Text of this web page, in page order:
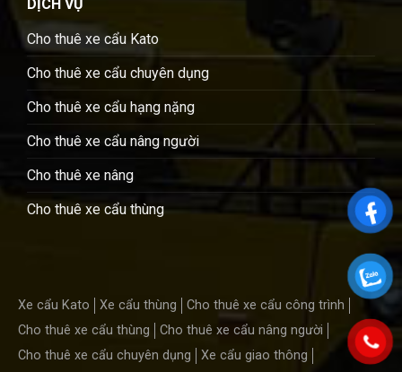
DỊCH VỤ
Cho thuê xe cẩu Kato
Cho thuê xe cẩu chuyên dụng
Cho thuê xe cẩu hạng nặng
Cho thuê xe cẩu nâng người
Cho thuê xe nâng
Cho thuê xe cẩu thùng
Xe cẩu Kato Xe cẩu thùng
Cho thuê xe cẩu công trình
Cho thuê xe cẩu thùng
Cho thuê xe cẩu nâng người
Cho thuê xe cẩu chuyên dụng
Xe cẩu giao thông